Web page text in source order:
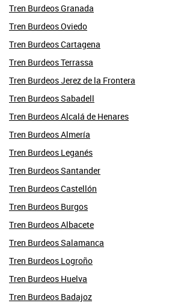
Tren Burdeos Granada
Tren Burdeos Oviedo
Tren Burdeos Cartagena
Tren Burdeos Terrassa
Tren Burdeos Jerez de la Frontera
Tren Burdeos Sabadell
Tren Burdeos Alcalá de Henares
Tren Burdeos Almería
Tren Burdeos Leganés
Tren Burdeos Santander
Tren Burdeos Castellón
Tren Burdeos Burgos
Tren Burdeos Albacete
Tren Burdeos Salamanca
Tren Burdeos Logroño
Tren Burdeos Huelva
Tren Burdeos Badajoz